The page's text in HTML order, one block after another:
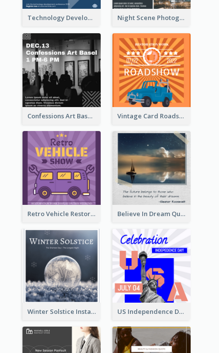
Technology Development Conference Instagram Post Night Scene Photography Exhibition Instagram Post
Confessions Art Basel Instagram Post Vintage Card Roadshow Instagram Post
Retro Vehicle Restoration Instagram Post Believe In Dream Quote Instagram Post
Winter Solstice Instagram Post US Independence Day Instagram Post